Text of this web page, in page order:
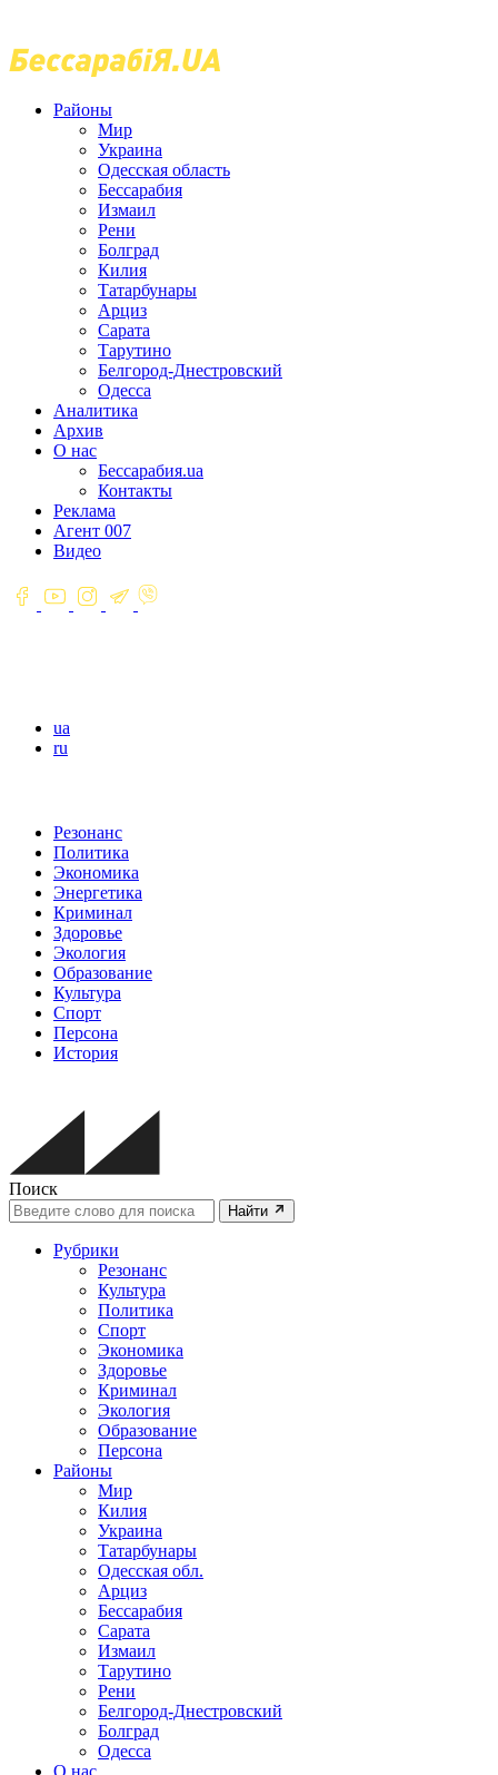
Районы
Мир
Украина
Одесская область
Бессарабия
Измаил
Рени
Болград
Килия
Татарбунары
Арциз
Сарата
Тарутино
Белгород-Днестровский
Одесса
Аналитика
Архив
О нас
Бессарабия.ua
Контакты
Реклама
Агент 007
Видео
ua
ru
Резонанс
Политика
Экономика
Энергетика
Криминал
Здоровье
Экология
Образование
Культура
Спорт
Персона
История
Поиск
Найти
Рубрики
Резонанс
Культура
Политика
Спорт
Экономика
Здоровье
Криминал
Экология
Образование
Персона
Районы
Мир
Килия
Украина
Татарбунары
Одесская обл.
Арциз
Бессарабия
Сарата
Измаил
Тарутино
Рени
Белгород-Днестровский
Болград
Одесса
О нас